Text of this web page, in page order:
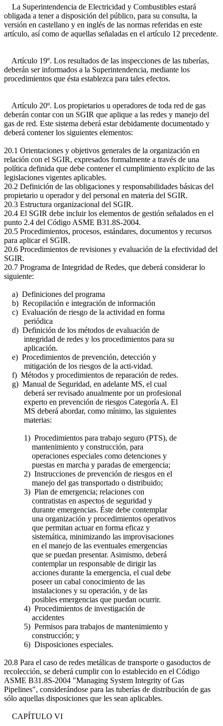
La Superintendencia de Electricidad y Combustibles estará
obligada a tener a disposición del público, para su consulta, la
versión en castellano y en inglés de las normas referidas en este
artículo, así como de aquellas señaladas en el artículo 12 precedente.
Artículo 19º. Los resultados de las inspecciones de las tuberías,
deberán ser informados a la Superintendencia, mediante los
procedimientos que ésta establezca para tales efectos.
Artículo 20º. Los propietarios u operadores de toda red de gas
deberán contar con un SGIR que aplique a las redes y manejo del
gas de red. Este sistema deberá estar debidamente documentado y
deberá contener los siguientes elementos:
20.1 Orientaciones y objetivos generales de la organización en
relación con el SGIR, expresados formalmente a través de una
política definida que debe contener el cumplimiento explícito de las
legislaciones vigentes aplicables.
20.2 Definición de las obligaciones y responsabilidades básicas del
propietario u operador y del personal en materia del SGIR.
20.3 Estructura organizacional del SGIR.
20.4 El SGIR debe incluir los elementos de gestión señalados en el
punto 2.4 del Código ASME B31.8S-2004.
20.5 Procedimientos, procesos, estándares, documentos y recursos
para aplicar el SGIR.
20.6 Procedimientos de revisiones y evaluación de la efectividad del
SGIR.
20.7 Programa de Integridad de Redes, que deberá considerar lo
siguiente:
a) Definiciones del programa
b) Recopilación e integración de información
c) Evaluación de riesgo de la actividad en forma
periódica
d) Definición de los métodos de evaluación de
integridad de redes y los procedimientos para su
aplicación.
e) Procedimientos de prevención, detección y
mitigación de los riesgos de la acti-vidad.
f) Métodos y procedimientos de reparación de redes.
g) Manual de Seguridad, en adelante MS, el cual
deberá ser revisado anualmente por un profesional
experto en prevención de riesgos Categoría A. El
MS deberá abordar, como mínimo, las siguientes
materias:
1) Procedimientos para trabajo seguro (PTS), de
mantenimiento y construcción, para
operaciones especiales como detenciones y
puestas en marcha y paradas de emergencia;
2) Instrucciones de prevención de riesgos en el
manejo del gas transportado o distribuido;
3) Plan de emergencia; relaciones con
contratistas en aspectos de seguridad y
durante emergencias. Éste debe contemplar
una organización y procedimientos operativos
que permitan actuar en forma eficaz y
sistemática, minimizando las improvisaciones
en el manejo de las eventuales emergencias
que se puedan presentar. Asimismo, deberá
contemplar un responsable de dirigir las
acciones durante la emergencia, el cual debe
poseer un cabal conocimiento de las
instalaciones y su operación, y de las
posibles emergencias que puedan ocurrir.
4) Procedimientos de investigación de
accidentes
5) Permisos para trabajos de mantenimiento y
construcción; y
6) Disposiciones especiales.
20.8 Para el caso de redes metálicas de transporte o gasoductos de
recolección, se deberá cumplir con lo establecido en el Código
ASME B31.8S-2004 "Managing System Integrity of Gas
Pipelines", considerándose para las tuberías de distribución de gas
sólo aquellas disposiciones que les sean aplicables.
CAPÍTULO VI